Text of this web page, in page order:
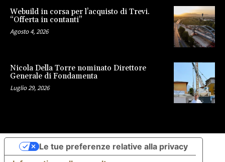
Webuild in corsa per l’acquisto di Trevi.
“Offerta in contanti”
Agosto 4, 2026
Nicola Della Torre nominato Direttore
Generale di Fondamenta
Luglio 29, 2026
Le tue preferenze relative alla privacy